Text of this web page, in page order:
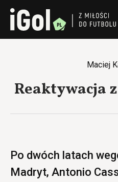
Maciej
Reaktywacja
Po dwóch latach
Madryt, Antonio